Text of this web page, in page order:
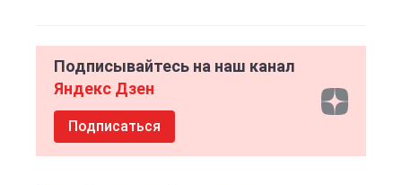
Подписывайтесь на наш канал
Яндекс Дзен
Подписаться